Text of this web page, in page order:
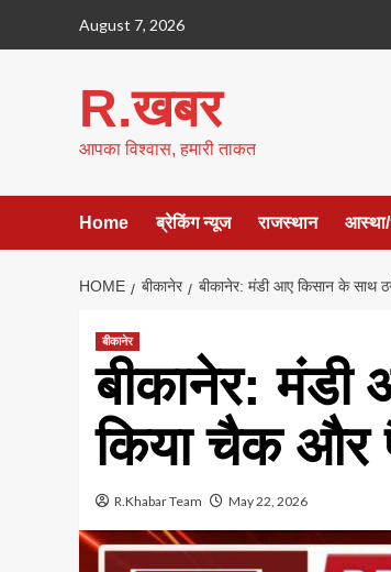
August 7, 2026
R.खबर
आपका विश्वास, हमारी ताकत
Home ब्रेकिंग न्यूज राजस्थान आस्था/
HOME बीकानेर बीकानेर: मंडी आए किसान के साथ
बीकानेर
बीकानेर:
किया चैक और
R.Khabar Team May 22, 2026